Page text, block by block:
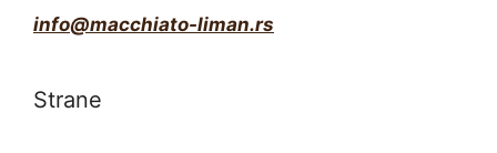
info@macchiato-liman.rs
Strane